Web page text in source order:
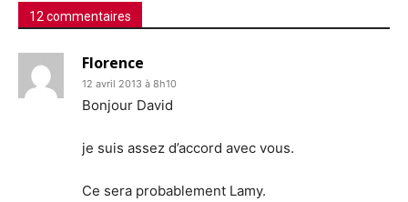
12 commentaires
Florence
12 avril 2013 à 8h10
Bonjour David
je suis assez d’accord avec vous.
Ce sera probablement Lamy.